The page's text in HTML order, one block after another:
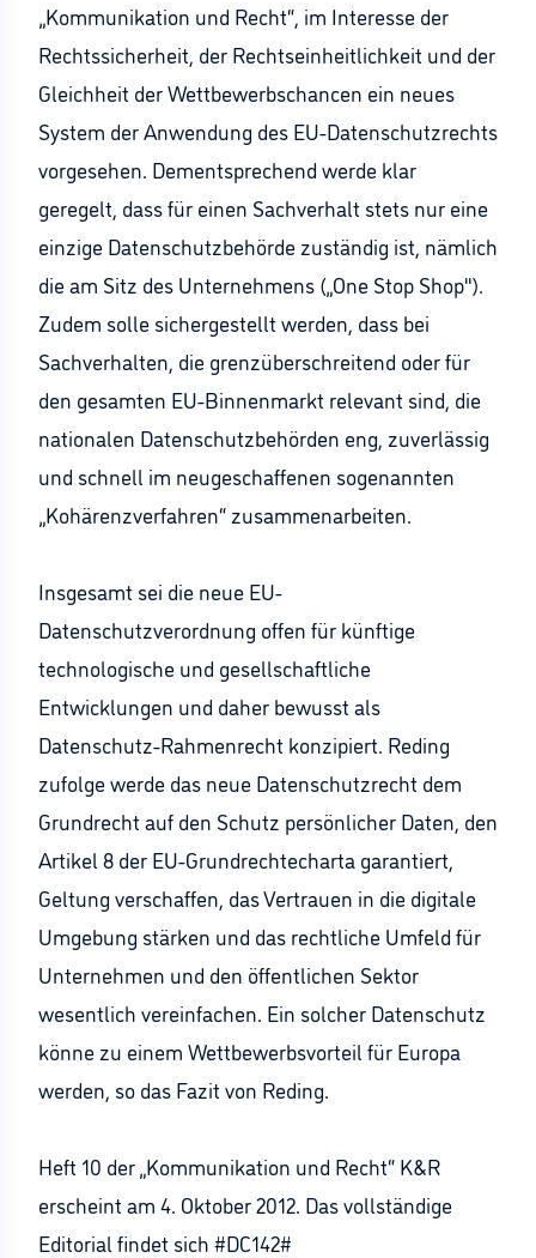
„Kommunikation und Recht“, im Interesse der
Rechtssicherheit, der Rechtseinheitlichkeit und der
Gleichheit der Wettbewerbschancen ein neues
System der Anwendung des EU-Datenschutzrechts
vorgesehen. Dementsprechend werde klar
geregelt, dass für einen Sachverhalt stets nur eine
einzige Datenschutzbehörde zuständig ist, nämlich
die am Sitz des Unternehmens („One Stop Shop").
Zudem solle sichergestellt werden, dass bei
Sachverhalten, die grenzüberschreitend oder für
den gesamten EU-Binnenmarkt relevant sind, die
nationalen Datenschutzbehörden eng, zuverlässig
und schnell im neugeschaffenen sogenannten
„Kohärenzverfahren“ zusammenarbeiten.
Insgesamt sei die neue EU-
Datenschutzverordnung offen für künftige
technologische und gesellschaftliche
Entwicklungen und daher bewusst als
Datenschutz-Rahmenrecht konzipiert. Reding
zufolge werde das neue Datenschutzrecht dem
Grundrecht auf den Schutz persönlicher Daten, den
Artikel 8 der EU-Grundrechtecharta garantiert,
Geltung verschaffen, das Vertrauen in die digitale
Umgebung stärken und das rechtliche Umfeld für
Unternehmen und den öffentlichen Sektor
wesentlich vereinfachen. Ein solcher Datenschutz
könne zu einem Wettbewerbsvorteil für Europa
werden, so das Fazit von Reding.
Heft 10 der „Kommunikation und Recht“ K&R
erscheint am 4. Oktober 2012. Das vollständige
Editorial findet sich #DC142#